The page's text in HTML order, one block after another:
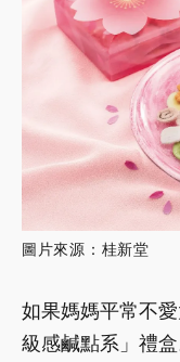
圖片來源：桂新堂
如果媽媽平常不
級感鹹點系」禮